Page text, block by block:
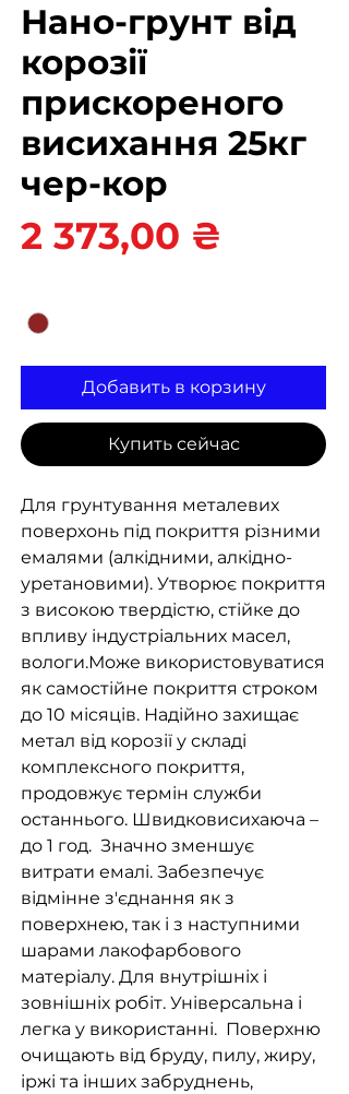
Нано-грунт від
корозії
прискореного
висихання 25кг
чер-кор
2 373,00 ₴
Добавить в корзину
Купить сейчас
Для грунтування металевих
поверхонь під покриття різними
емалями (алкідними, алкідно-
уретановими). Утворює покриття
з високою твердістю, стійке до
впливу індустріальних масел,
вологи.Може використовуватися
як самостійне покриття строком
до 10 місяців. Надійно захищає
метал від корозії у складі
комплексного покриття,
продовжує термін служби
останнього. Швидковисихаюча –
до 1 год. Значно зменшує
витрати емалі. Забезпечує
відмінне з'єднання як з
поверхнею, так і з наступними
шарами лакофарбового
матеріалу. Для внутрішніх і
зовнішніх робіт. Універсальна і
легка у використанні. Поверхню
очищають від бруду, пилу, жиру,
іржі та інших забруднень,